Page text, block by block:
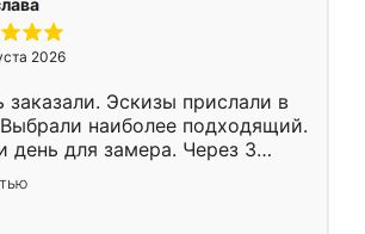
2026
заказали. Эскизы прислали в
наиболее подходящий.
день для замера. Через 3
была уже готова. Остались
Спасибо Ренессанс
работу!